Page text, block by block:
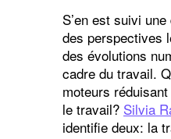
S’en est suivi
des perspectives
des évolutions
cadre du travail.
moteurs
le travail? Silvia
identifie deux: la